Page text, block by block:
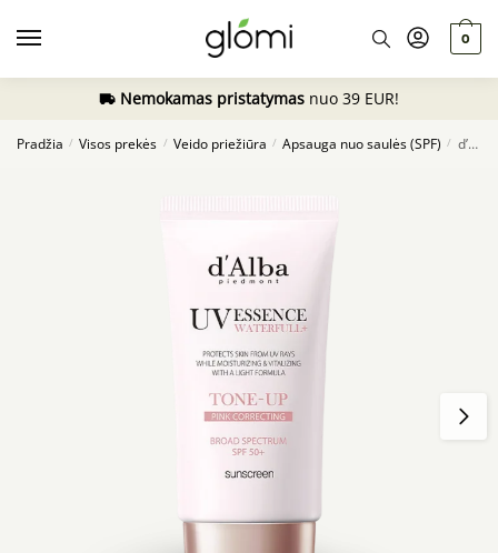
0
Nemokamas pristatymas nuo 39 EUR!
Pradžia / Visos prekės / Veido priežiūra / Apsauga nuo saulės (SPF) / d’Alba Waterfull Tone-Up Sun Cream SPF50+ PA++++, 50ml